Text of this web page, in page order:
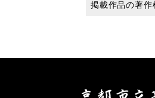
掲載作品の著作